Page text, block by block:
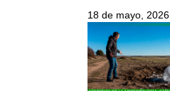
18 de mayo, 2026